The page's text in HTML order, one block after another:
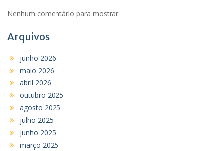
Nenhum comentário para mostrar.
Arquivos
junho 2026
maio 2026
abril 2026
outubro 2025
agosto 2025
julho 2025
junho 2025
março 2025